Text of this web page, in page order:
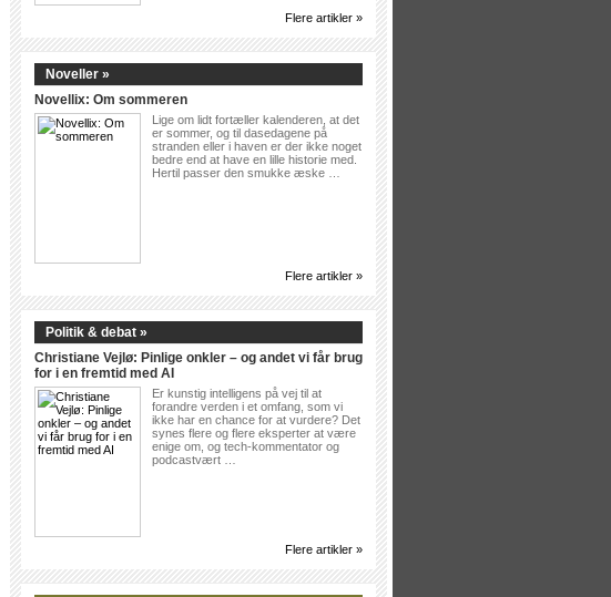
Flere artikler »
Noveller »
Novellix: Om sommeren
Lige om lidt fortæller kalenderen, at det
er sommer, og til dasedagene på
stranden eller i haven er der ikke noget
bedre end at have en lille historie med.
Hertil passer den smukke æske …
Flere artikler »
Politik & debat »
Christiane Vejlø: Pinlige onkler – og andet vi får brug
for i en fremtid med AI
Er kunstig intelligens på vej til at
forandre verden i et omfang, som vi
ikke har en chance for at vurdere? Det
synes flere og flere eksperter at være
enige om, og tech-kommentator og
podcastvært …
Flere artikler »